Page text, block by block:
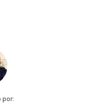
por: